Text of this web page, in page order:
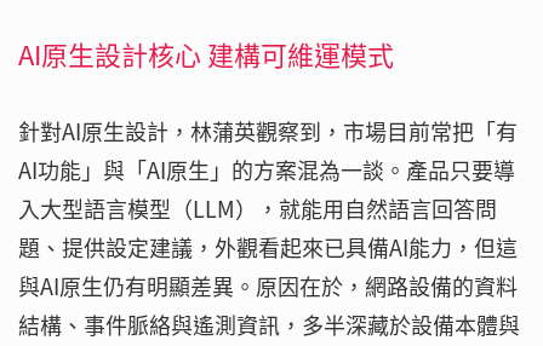
AI原生設計核心 建構可維運模式
針對AI原生設計，林蒲英觀察到，市場目前常把「有
AI功能」與「AI原生」的方案混為一談。產品只要導
入大型語言模型（LLM），就能用自然語言回答問
題、提供設定建議，外觀看起來已具備AI能力，但這
與AI原生仍有明顯差異。原因在於，網路設備的資料
結構、事件脈絡與遙測資訊，多半深藏於設備本體與